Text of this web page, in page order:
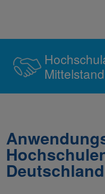
Mittelstand
Deutschland